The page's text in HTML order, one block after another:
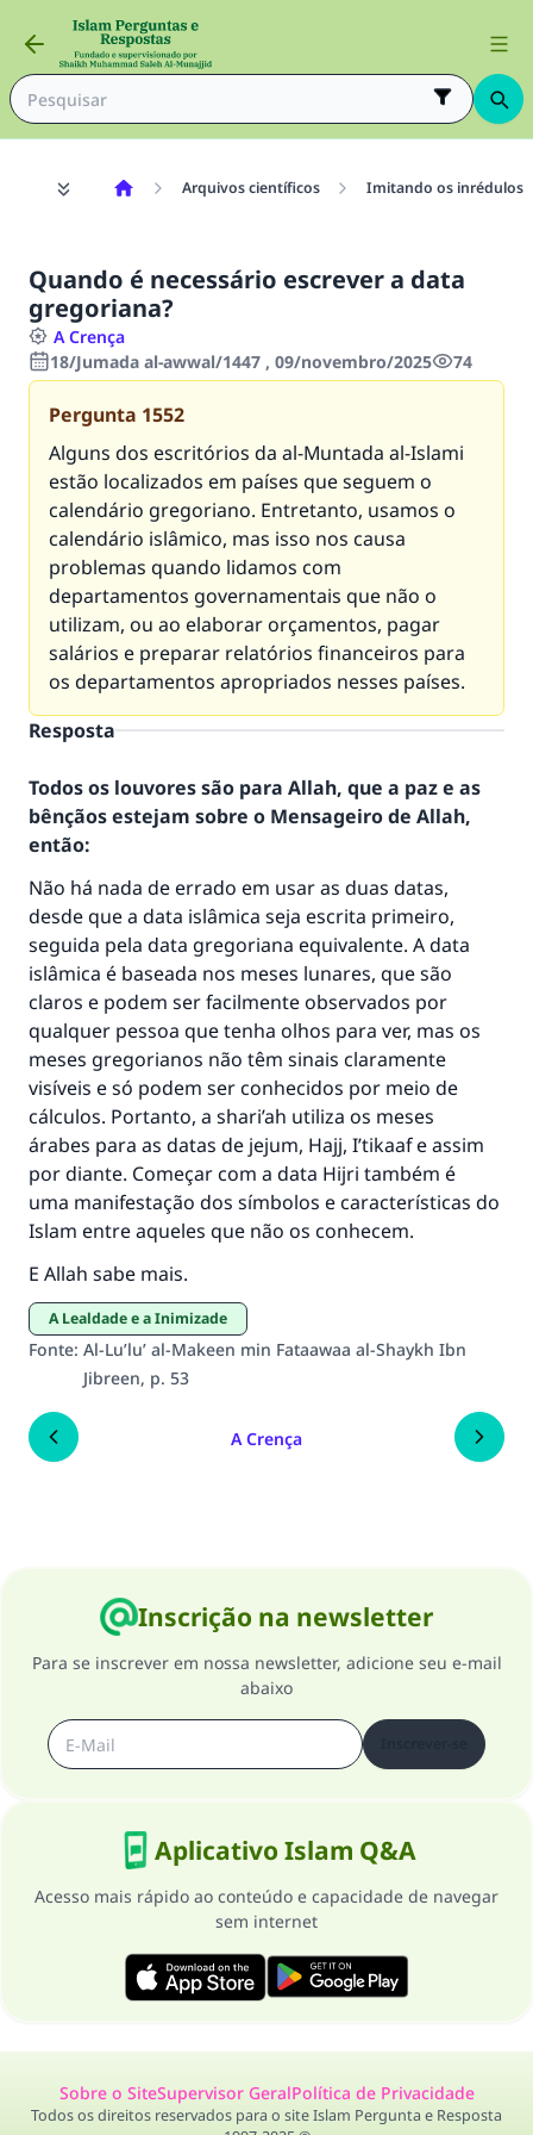
Arquivos científicos Imitando os inrédulos
Quando é necessário escrever a data
gregoriana?
A Crença
18/Jumada al-awwal/1447 , 09/novembro/2025
74
Pergunta 1552
Alguns dos escritórios da al-Muntada al-Islami
estão localizados em países que seguem o
calendário gregoriano. Entretanto, usamos o
calendário islâmico, mas isso nos causa
problemas quando lidamos com
departamentos governamentais que não o
utilizam, ou ao elaborar orçamentos, pagar
salários e preparar relatórios financeiros para
os departamentos apropriados nesses países.
Resposta
Todos os louvores são para Allah, que a paz e as
bênçãos estejam sobre o Mensageiro de Allah,
então:
Não há nada de errado em usar as duas datas,
desde que a data islâmica seja escrita primeiro,
seguida pela data gregoriana equivalente. A data
islâmica é baseada nos meses lunares, que são
claros e podem ser facilmente observados por
qualquer pessoa que tenha olhos para ver, mas os
meses gregorianos não têm sinais claramente
visíveis e só podem ser conhecidos por meio de
cálculos. Portanto, a shari’ah utiliza os meses
árabes para as datas de jejum, Hajj, I’tikaaf e assim
por diante. Começar com a data Hijri também é
uma manifestação dos símbolos e características do
Islam entre aqueles que não os conhecem.
E Allah sabe mais.
A Lealdade e a Inimizade
Fonte: Al-Lu’lu’ al-Makeen min Fataawaa al-Shaykh Ibn
Jibreen, p. 53
A Crença
Inscrição na newsletter
Para se inscrever em nossa newsletter, adicione seu e-mail
abaixo
Aplicativo Islam Q&A
Acesso mais rápido ao conteúdo e capacidade de navegar
sem internet
Sobre o SiteSupervisor GeralPolítica de Privacidade
Todos os direitos reservados para o site Islam Pergunta e Resposta
A resposta n° 110845 salvou um
casamento.
Ajude-nos a responder à Ummah
O Profeta ﷺ disse,
"Quem quer que incentive outros a fazer o
que é bom receberá a mesma recompensa
que aqueles que o fazem."
(MUSLIM, 1893)
CONTRIBUIR